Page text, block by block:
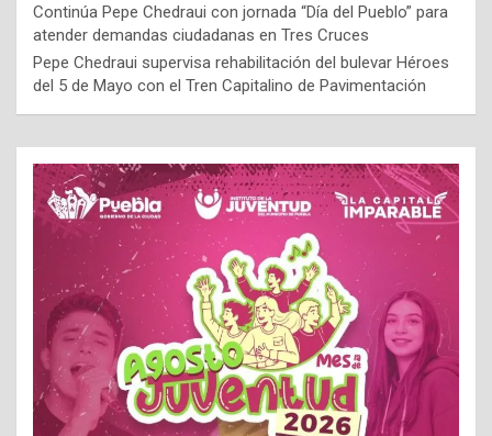
Continúa Pepe Chedraui con jornada “Día del Pueblo” para
atender demandas ciudadanas en Tres Cruces
Pepe Chedraui supervisa rehabilitación del bulevar Héroes
del 5 de Mayo con el Tren Capitalino de Pavimentación